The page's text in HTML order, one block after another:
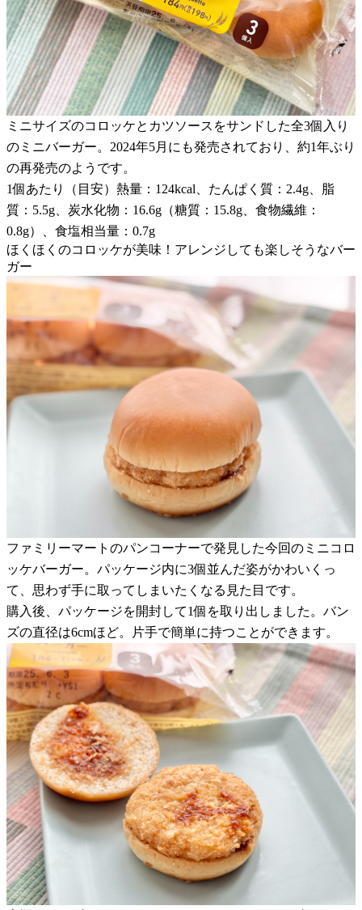
ミニサイズのコロッケとカツソースをサンドした全3個入り
のミニバーガー。2024年5月にも発売されており、約1年ぶり
の再発売のようです。
1個あたり（目安）熱量：124kcal、たんぱく質：2.4g、脂
質：5.5g、炭水化物：16.6g（糖質：15.8g、食物繊維：
0.8g）、食塩相当量：0.7g
ほくほくのコロッケが美味！アレンジしても楽しそうなバー
ガー
ファミリーマートのパンコーナーで発見した今回のミニコロ
ッケバーガー。パッケージ内に3個並んだ姿がかわいくっ
て、思わず手に取ってしまいたくなる見た目です。
購入後、パッケージを開封して1個を取り出しました。バン
ズの直径は6cmほど。片手で簡単に持つことができます。